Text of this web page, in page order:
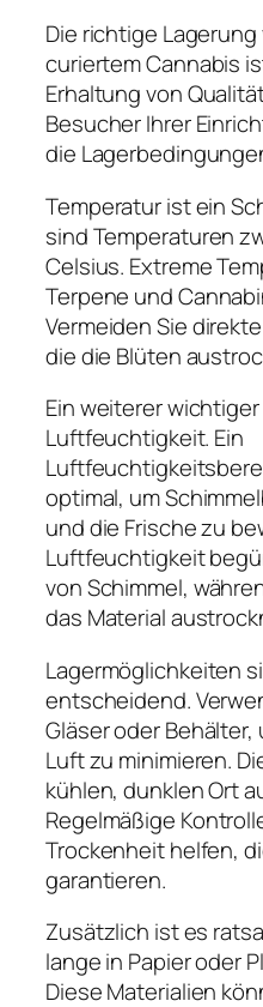
Die richtige
curiertem Cannabis
Erhaltung von
Besucher Ihrer
die
Temperatur ist ein
sind Temperaturen
Celsius. Extreme
Terpene und
Vermeiden Sie
die die Blüten
Ein weiterer
Luftfeuchtigkeit. Ein
optimal, um
und die Frische zu
Luftfeuchtigkeit
von Schimmel,
das Material
Lagermöglichkeiten
entscheidend.
Gläser oder
Luft zu minimieren.
kühlen, dunklen Ort
Regelmäßige
Trockenheit helfen,
garantieren.
Zusätzlich ist es
lange in Papier oder
Diese Materialien